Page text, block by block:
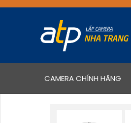
CAMERA CHÍNH HÃNG